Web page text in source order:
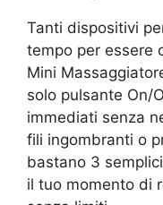
Tanti dispositivi
tempo per essere
Mini
solo pulsante On/
immediati senza
fili ingombranti o
bastano 3
il tuo momento di